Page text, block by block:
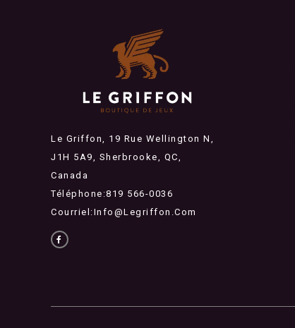
Le Griffon, 19 Rue Wellington N,
J1H 5A9, Sherbrooke, QC,
Canada
Téléphone:819 566-0036
Courriel:Info@legriffon.com